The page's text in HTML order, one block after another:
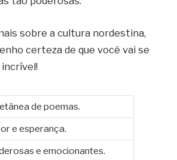
sobre a cultura nordestina,
certeza de que você vai se
de poemas.
e esperança.
e emocionantes.